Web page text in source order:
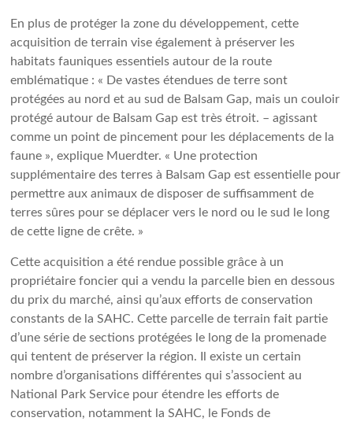
En plus de protéger la zone du développement, cette
acquisition de terrain vise également à préserver les
habitats fauniques essentiels autour de la route
emblématique : « De vastes étendues de terre sont
protégées au nord et au sud de Balsam Gap, mais un couloir
protégé autour de Balsam Gap est très étroit. – agissant
comme un point de pincement pour les déplacements de la
faune », explique Muerdter. « Une protection
supplémentaire des terres à Balsam Gap est essentielle pour
permettre aux animaux de disposer de suffisamment de
terres sûres pour se déplacer vers le nord ou le sud le long
de cette ligne de crête. »
Cette acquisition a été rendue possible grâce à un
propriétaire foncier qui a vendu la parcelle bien en dessous
du prix du marché, ainsi qu’aux efforts de conservation
constants de la SAHC. Cette parcelle de terrain fait partie
d’une série de sections protégées le long de la promenade
qui tentent de préserver la région. Il existe un certain
nombre d’organisations différentes qui s’associent au
National Park Service pour étendre les efforts de
conservation, notamment la SAHC, le Fonds de